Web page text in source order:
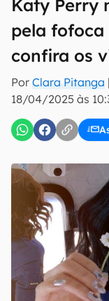
Katy Perry
pela
confira os
Por Clara Pitanga |
18/04/2025 às
E-mail
Confirmo que
Uso e Política